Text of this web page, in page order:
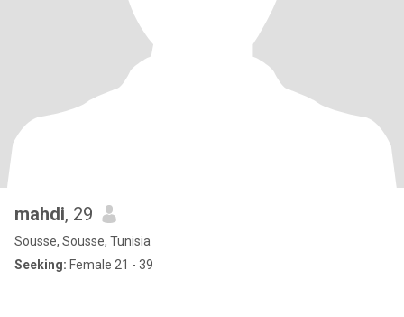
mahdi, 29
Sousse, Sousse, Tunisia
Seeking: Female 21 - 39